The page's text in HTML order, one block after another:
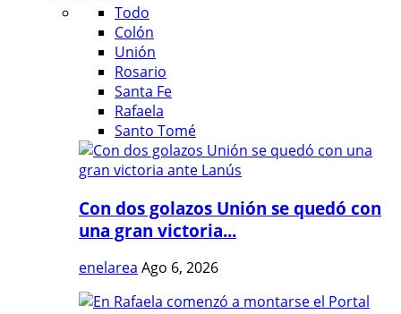
Todo
Colón
Unión
Rosario
Santa Fe
Rafaela
Santo Tomé
Con dos golazos Unión se quedó con
una gran victoria...
enelarea Ago 6, 2026